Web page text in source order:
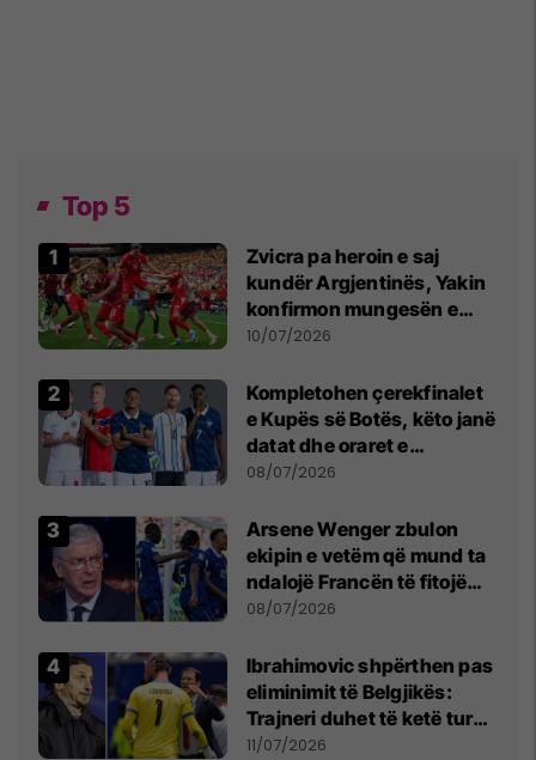
Top 5
Zvicra pa heroin e saj
kundër Argjentinës, Yakin
konfirmon mungesën e
madhe
10/07/2026
Kompletohen çerekfinalet
e Kupës së Botës, këto janë
datat dhe oraret e
ndeshjeve
08/07/2026
Arsene Wenger zbulon
ekipin e vetëm që mund ta
ndalojë Francën të fitojë
Kupën e Botës
08/07/2026
Ibrahimovic shpërthen pas
eliminimit të Belgjikës:
Trajneri duhet të ketë turp,
ai lojtar se meritoi të luante
11/07/2026